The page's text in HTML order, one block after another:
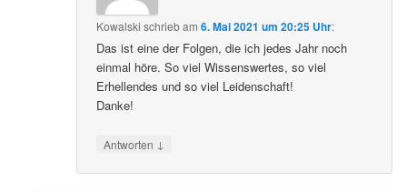
Kowalski schriebam6. Mai 2021 um 20:25 Uhr:
Das ist eine der Folgen, die ich jedes Jahr noch
einmal höre. So viel Wissenswertes, so viel
Erhellendes und so viel Leidenschaft!
Danke!
Antworten ↓